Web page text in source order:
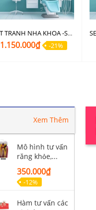
SET TRANH NHA KHOA -SET 46B
1.150.000₫ -21%
Xem Thêm
Mô hình tư vấn
răng khỏe,...
350.000₫
-12%
Hàm tư vấn các